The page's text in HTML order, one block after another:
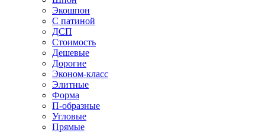
Экошпон
С патиной
ДСП
Стоимость
Дешевые
Дорогие
Эконом-класс
Элитные
Форма
П-образные
Угловые
Прямые